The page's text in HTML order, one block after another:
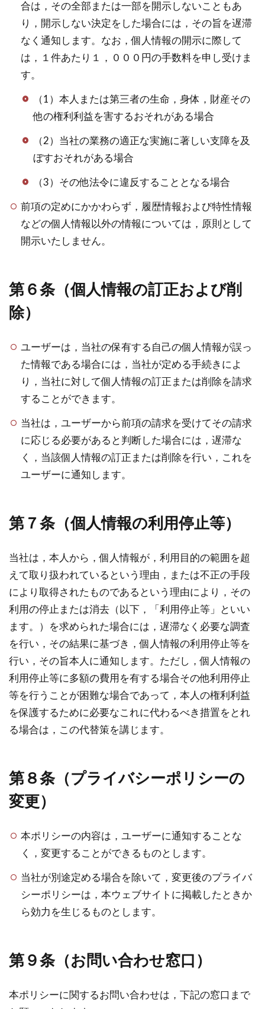
合は，その全部または一部を開示しないこともあ
り，開示しない決定をした場合には，その旨を遅滞
なく通知します。なお，個人情報の開示に際して
は，１件あたり１，０００円の手数料を申し受けま
す。
（1）本人または第三者の生命，身体，財産その
他の権利利益を害するおそれがある場合
（2）当社の業務の適正な実施に著しい支障を及
ぼすおそれがある場合
（3）その他法令に違反することとなる場合
前項の定めにかかわらず，履歴情報および特性情報
などの個人情報以外の情報については，原則として
開示いたしません。
第６条（個人情報の訂正および削
除）
ユーザーは，当社の保有する自己の個人情報が誤っ
た情報である場合には，当社が定める手続きによ
り，当社に対して個人情報の訂正または削除を請求
することができます。
当社は，ユーザーから前項の請求を受けてその請求
に応じる必要があると判断した場合には，遅滞な
く，当該個人情報の訂正または削除を行い，これを
ユーザーに通知します。
第７条（個人情報の利用停止等）
当社は，本人から，個人情報が，利用目的の範囲を超
えて取り扱われているという理由，または不正の手段
により取得されたものであるという理由により，その
利用の停止または消去（以下，「利用停止等」といい
ます。）を求められた場合には，遅滞なく必要な調査
を行い，その結果に基づき，個人情報の利用停止等を
行い，その旨本人に通知します。ただし，個人情報の
利用停止等に多額の費用を有する場合その他利用停止
等を行うことが困難な場合であって，本人の権利利益
を保護するために必要なこれに代わるべき措置をとれ
る場合は，この代替策を講じます。
第８条（プライバシーポリシーの
変更）
本ポリシーの内容は，ユーザーに通知することな
く，変更することができるものとします。
当社が別途定める場合を除いて，変更後のプライバ
シーポリシーは，本ウェブサイトに掲載したときか
ら効力を生じるものとします。
第９条（お問い合わせ窓口）
本ポリシーに関するお問い合わせは，下記の窓口まで